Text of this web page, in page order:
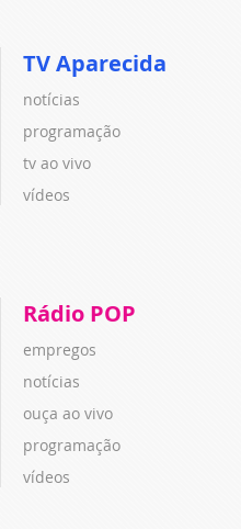
TV Aparecida
notícias
programação
tv ao vivo
vídeos
Rádio POP
empregos
notícias
ouça ao vivo
programação
vídeos